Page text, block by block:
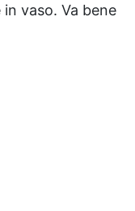
vaso. Va bene